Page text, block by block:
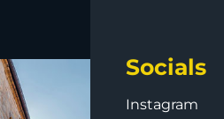
Socials
Instagram